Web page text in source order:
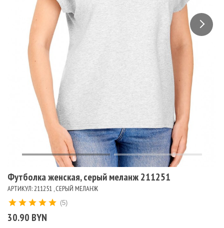
Футболка женская, серый меланж 211251
АРТИКУЛ: 211251 , СЕРЫЙ МЕЛАНЖ
30.90 BYN
(5)